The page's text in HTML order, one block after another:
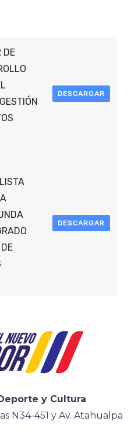
DE
DESCARGAR
DESCARGAR
y Cultura
N34-451 y Av. Atahualpa